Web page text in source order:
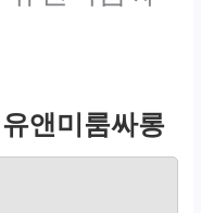
앤미룸싸롱